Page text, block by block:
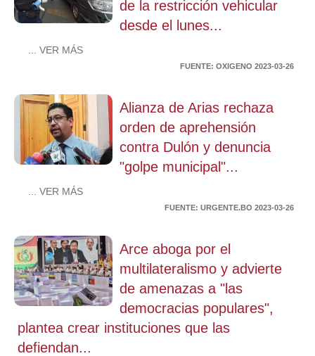
de la restricción vehicular
desde el lunes...
... VER MÁS
FUENTE: OXIGENO 2023-03-26
Alianza de Arias rechaza
orden de aprehensión
contra Dulón y denuncia
"golpe municipal"...
... VER MÁS
FUENTE: URGENTE.BO 2023-03-26
Arce aboga por el
multilateralismo y advierte
de amenazas a "las
democracias populares",
plantea crear instituciones que las
defiendan...